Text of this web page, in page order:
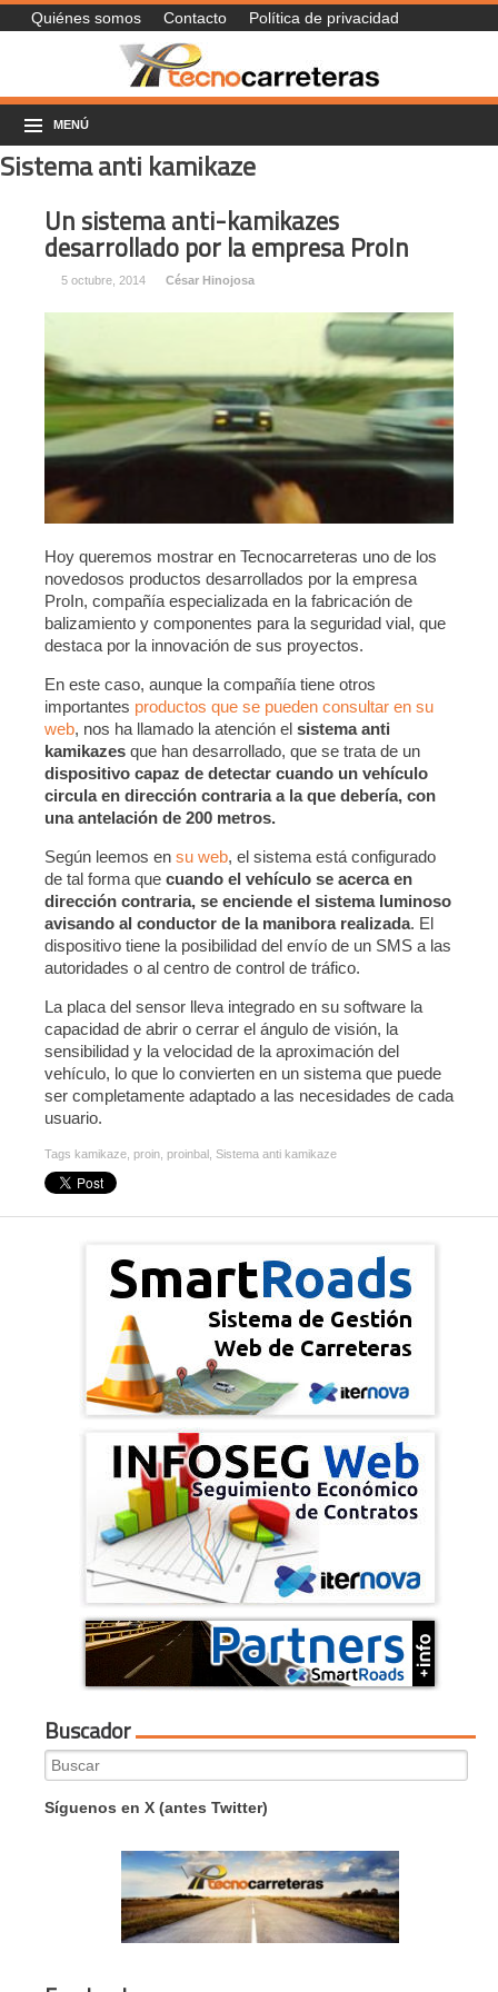
Quiénes somos Contacto Política de privacidad
MENÚ
Sistema anti kamikaze
Un sistema anti-kamikazes
desarrollado por la empresa ProIn
5 octubre, 2014 César Hinojosa
Hoy queremos mostrar en Tecnocarreteras uno de los
novedosos productos desarrollados por la empresa
ProIn, compañía especializada en la fabricación de
balizamiento y componentes para la seguridad vial, que
destaca por la innovación de sus proyectos.
En este caso, aunque la compañía tiene otros
importantes productos que se pueden consultar en su
web, nos ha llamado la atención el sistema anti
kamikazes que han desarrollado, que se trata de un
dispositivo capaz de detectar cuando un vehículo
circula en dirección contraria a la que debería, con
una antelación de 200 metros.
Según leemos en su web, el sistema está configurado
de tal forma que cuando el vehículo se acerca en
dirección contraria, se enciende el sistema luminoso
avisando al conductor de la manibora realizada. El
dispositivo tiene la posibilidad del envío de un SMS a las
autoridades o al centro de control de tráfico.
La placa del sensor lleva integrado en su software la
capacidad de abrir o cerrar el ángulo de visión, la
sensibilidad y la velocidad de la aproximación del
vehículo, lo que lo convierten en un sistema que puede
ser completamente adaptado a las necesidades de cada
usuario.
Tags kamikaze proin proinbal Sistema anti kamikaze
Buscador
Search
for:
Síguenos en X (antes Twitter)